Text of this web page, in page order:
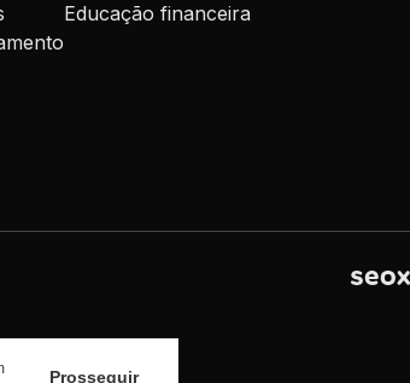
Educação financeira
Prosseguir